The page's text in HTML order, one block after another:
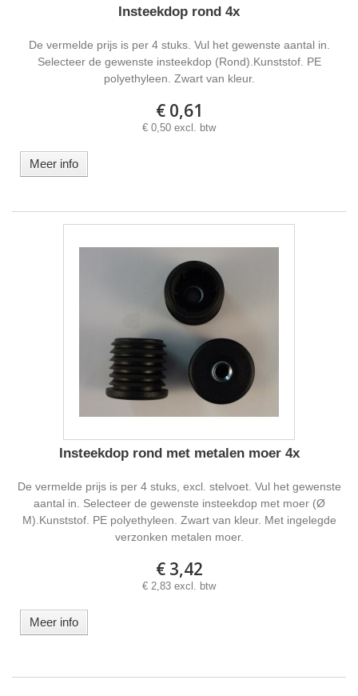
Insteekdop rond 4x
De vermelde prijs is per 4 stuks. Vul het gewenste aantal in.
Selecteer de gewenste insteekdop (Rond).Kunststof. PE
polyethyleen. Zwart van kleur.
€ 0,61
€ 0,50 excl. btw
Meer info
Insteekdop rond met metalen moer 4x
De vermelde prijs is per 4 stuks, excl. stelvoet. Vul het gewenste
aantal in. Selecteer de gewenste insteekdop met moer (Ø
M).Kunststof. PE polyethyleen. Zwart van kleur. Met ingelegde
verzonken metalen moer.
€ 3,42
€ 2,83 excl. btw
Meer info